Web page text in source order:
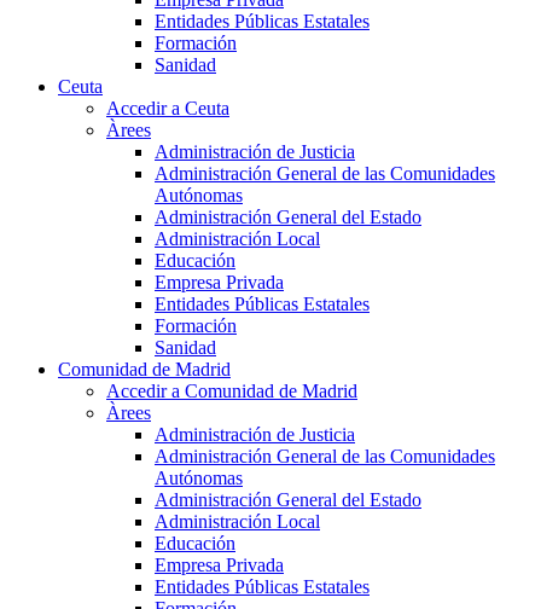
Entidades Públicas Estatales
Formación
Sanidad
Ceuta
Accedir a Ceuta
Àrees
Administración de Justicia
Administración General de las Comunidades
Autónomas
Administración General del Estado
Administración Local
Educación
Empresa Privada
Entidades Públicas Estatales
Formación
Sanidad
Comunidad de Madrid
Accedir a Comunidad de Madrid
Àrees
Administración de Justicia
Administración General de las Comunidades
Autónomas
Administración General del Estado
Administración Local
Educación
Empresa Privada
Entidades Públicas Estatales